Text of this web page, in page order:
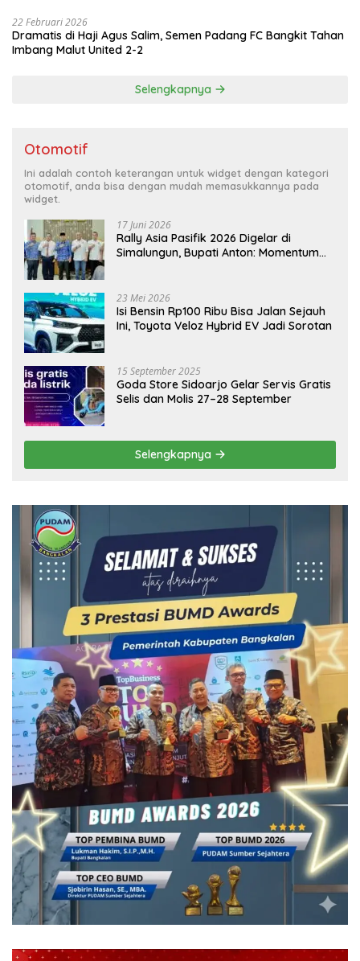
22 Februari 2026
Dramatis di Haji Agus Salim, Semen Padang FC Bangkit Tahan
Imbang Malut United 2-2
Selengkapnya
Otomotif
Ini adalah contoh keterangan untuk widget dengan kategori
otomotif, anda bisa dengan mudah memasukkannya pada
widget.
17 Juni 2026
Rally Asia Pasifik 2026 Digelar di
Simalungun, Bupati Anton: Momentum
23 Mei 2026
Isi Bensin Rp100 Ribu Bisa Jalan Sejauh
Ini, Toyota Veloz Hybrid EV Jadi Sorotan
15 September 2025
Goda Store Sidoarjo Gelar Servis Gratis
Selis dan Molis 27–28 September
Selengkapnya